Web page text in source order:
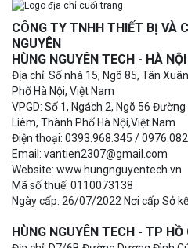
CÔNG TY TNHH THIẾT BỊ VÀ
NGUYÊN
HÙNG NGUYÊN TECH - HÀ NỘI
Địa chỉ: Số nhà 15, Ngõ 85, Tân
Phố Hà Nội, Việt Nam
VPGD: Số 1, Ngách 2, Ngõ 56
Liêm, Thành Phố Hà Nội,Việt Nam
Điện thoại: 0393.968.345 /
Email: vantien2307@gmail.com
Website: www.hungnguyentech.vn
Mã số thuế: 0110073138
Ngày cấp: 26/07/2022 Nơi cấp Sở
HÙNG NGUYÊN TECH - TP HỒ